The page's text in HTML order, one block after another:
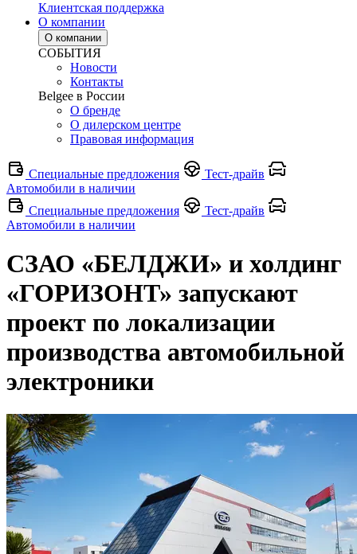
Клиентская поддержка
О компании
О компании
СОБЫТИЯ
Новости
Контакты
Belgee в России
О бренде
О дилерском центре
Правовая информация
Специальные предложения
Тест-драйв
Автомобили в наличии
Специальные предложения
Тест-драйв
Автомобили в наличии
СЗАО «БЕЛДЖИ» и холдинг
«ГОРИЗОНТ» запускают
проект по локализации
производства автомобильной
электроники